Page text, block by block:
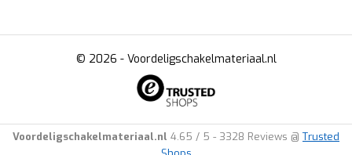
© 2026 - Voordeligschakelmateriaal.nl
Voordeligschakelmateriaal.nl 4.65 / 5 - 3328 Reviews @ Trusted